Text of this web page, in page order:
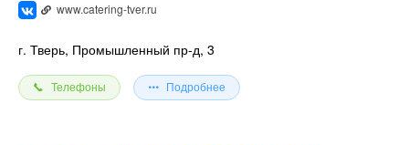
www.catering-tver.ru
г. Тверь, Промышленный пр-д, 3
Телефоны Подробнее